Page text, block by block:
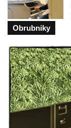
Obrubniky